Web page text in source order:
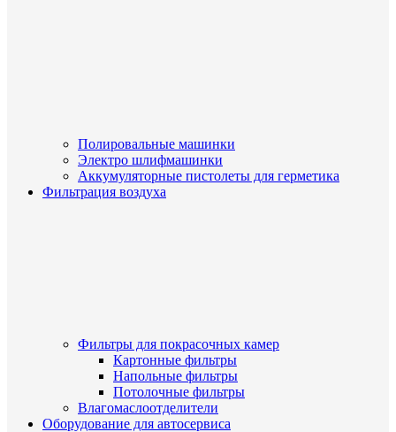
Полировальные машинки
Электро шлифмашинки
Аккумуляторные пистолеты для герметика
Фильтрация воздуха
Фильтры для покрасочных камер
Картонные фильтры
Напольные фильтры
Потолочные фильтры
Влагомаслоотделители
Оборудование для автосервиса